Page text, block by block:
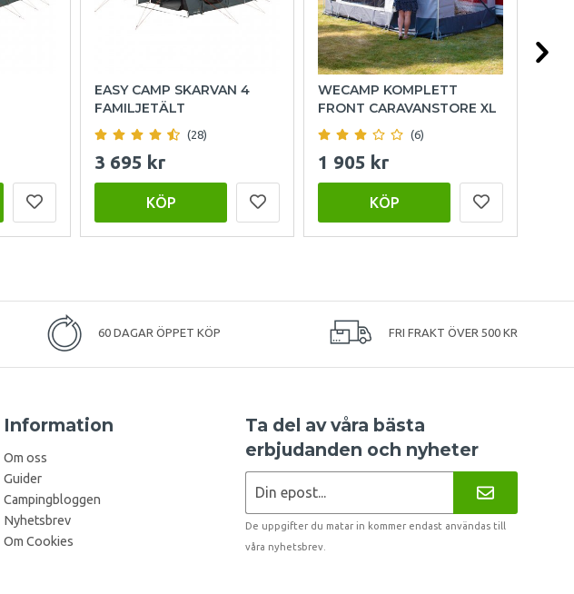
EASY CAMP SKARVAN 4
FAMILJETÄLT
(28)
3 695 kr
KÖP
WECAMP KOMPLETT
FRONT CARAVANSTORE XL
(6)
1 905 kr
KÖP
60 DAGAR ÖPPET KÖP FRI FRAKT ÖVER 500 KR
Information
Om oss
Guider
Campingbloggen
Nyhetsbrev
Om Cookies
Ta del av våra bästa
erbjudanden och nyheter
De uppgifter du matar in kommer endast användas till
våra nyhetsbrev.